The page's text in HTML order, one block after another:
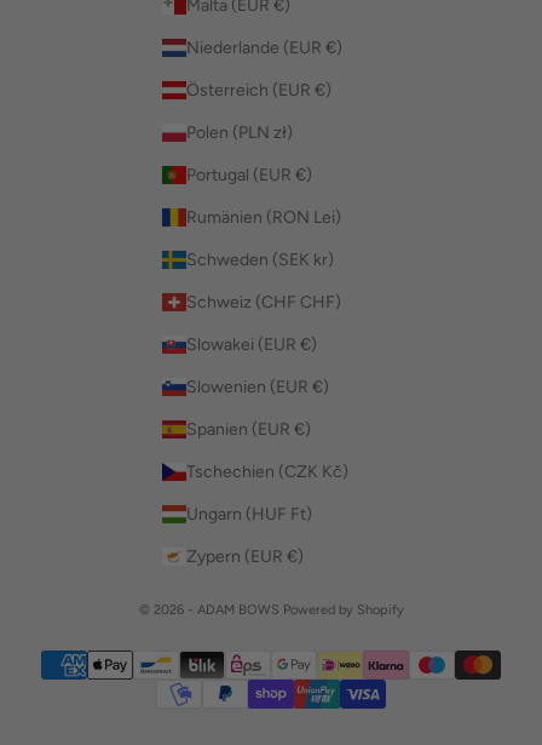
Malta (EUR €)
Niederlande (EUR €)
Österreich (EUR €)
Polen (PLN zł)
Portugal (EUR €)
Rumänien (RON Lei)
Schweden (SEK kr)
Schweiz (CHF CHF)
Slowakei (EUR €)
Slowenien (EUR €)
Spanien (EUR €)
Tschechien (CZK Kč)
Ungarn (HUF Ft)
Zypern (EUR €)
© 2026 - ADAM BOWS Powered by Shopify